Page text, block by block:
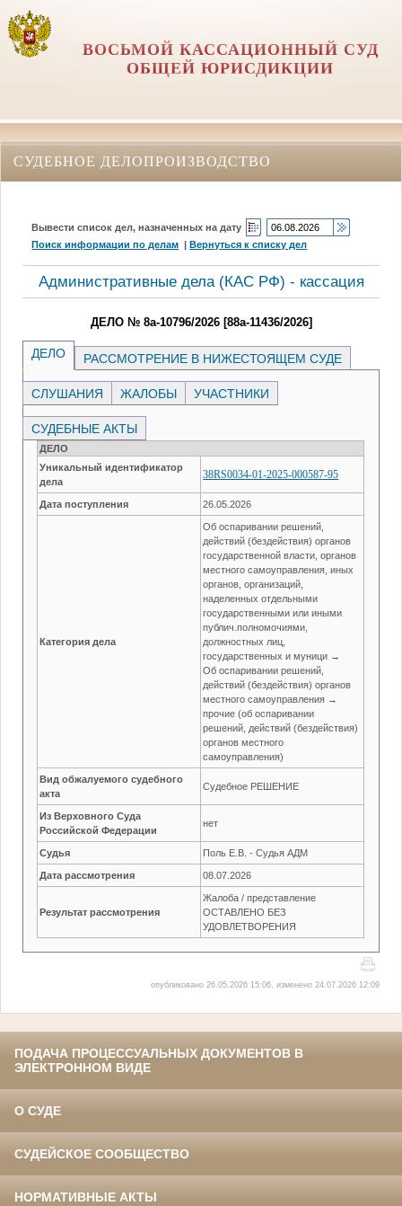
ВОСЬМОЙ КАССАЦИОННЫЙ СУД
ОБЩЕЙ ЮРИСДИКЦИИ
СУДЕБНОЕ ДЕЛОПРОИЗВОДСТВО
Вывести список дел, назначенных на дату
Поиск информации по делам |Вернуться к списку дел
Административные дела (КАC РФ) - кассация
ДЕЛО № 8а-10796/2026 [88а-11436/2026]
ДЕЛО РАССМОТРЕНИЕ В НИЖЕСТОЯЩЕМ СУДЕ
СЛУШАНИЯ ЖАЛОБЫ УЧАСТНИКИ
СУДЕБНЫЕ АКТЫ
ДЕЛО
Уникальный идентификатор
дела
38RS0034-01-2025-000587-95
Дата поступления 26.05.2026
Категория дела
Об оспаривании решений,
действий (бездействия) органов
государственной власти, органов
местного самоуправления, иных
органов, организаций,
наделенных отдельными
государственными или иными
публич.полномочиями,
должностных лиц,
государственных и муници →
Об оспаривании решений,
действий (бездействия) органов
местного самоуправления →
прочие (об оспаривании
решений, действий (бездействия)
органов местного
самоуправления)
Вид обжалуемого судебного
акта
Судебное РЕШЕНИЕ
Из Верховного Суда
Российской Федерации
нет
Судья Поль Е.В. - Судья АДМ
Дата рассмотрения 08.07.2026
Результат рассмотрения
Жалоба / представление
ОСТАВЛЕНО БЕЗ
УДОВЛЕТВОРЕНИЯ
опубликовано 26.05.2026 15:06, изменено 24.07.2026 12:09
ПОДАЧА ПРОЦЕССУАЛЬНЫХ ДОКУМЕНТОВ В
ЭЛЕКТРОННОМ ВИДЕ
О СУДЕ
СУДЕЙСКОЕ СООБЩЕСТВО
НОРМАТИВНЫЕ АКТЫ